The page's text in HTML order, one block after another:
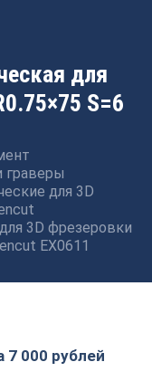
для
S=6
граверы
для 3D
3D фрезеровки
EX0611
7 000 рублей